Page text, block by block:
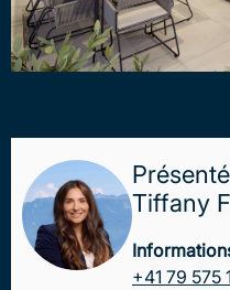
Tiffany
+41 79 575